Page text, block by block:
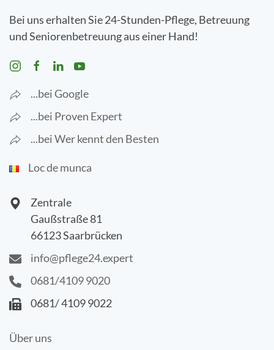
Bei uns erhalten Sie 24-Stunden-Pflege, Betreuung
und Seniorenbetreuung aus einer Hand!
...bei Google
...bei Proven Expert
...bei Wer kennt den Besten
Loc de munca
Zentrale
Gaußstraße 81
66123 Saarbrücken
info@pflege24.expert
0681/4109 9020
0681/ 4109 9022
Über uns